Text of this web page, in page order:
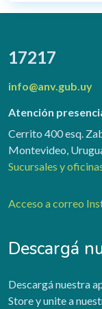
17217
info@anv.gub.uy
Atención
Cerrito 400 esq.
Montevideo,
Sucursales y
Acceso a correo
Descargá
Descargá nuestra
Store y unite a